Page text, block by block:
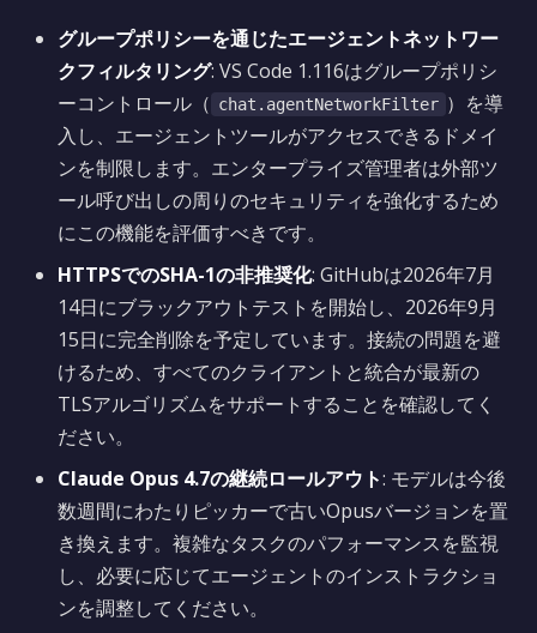
グループポリシーを通じたエージェントネットワー
クフィルタリング: VS Code 1.116はグループポリシ
ーコントロール（ chat.agentNetworkFilter ）を導
入し、エージェントツールがアクセスできるドメイ
ンを制限します。エンタープライズ管理者は外部ツ
ール呼び出しの周りのセキュリティを強化するため
にこの機能を評価すべきです。
HTTPSでのSHA-1の非推奨化: GitHubは2026年7月
14日にブラックアウトテストを開始し、2026年9月
15日に完全削除を予定しています。接続の問題を避
けるため、すべてのクライアントと統合が最新の
TLSアルゴリズムをサポートすることを確認してく
ださい。
Claude Opus 4.7の継続ロールアウト: モデルは今後
数週間にわたりピッカーで古いOpusバージョンを置
き換えます。複雑なタスクのパフォーマンスを監視
し、必要に応じてエージェントのインストラクショ
ンを調整してください。